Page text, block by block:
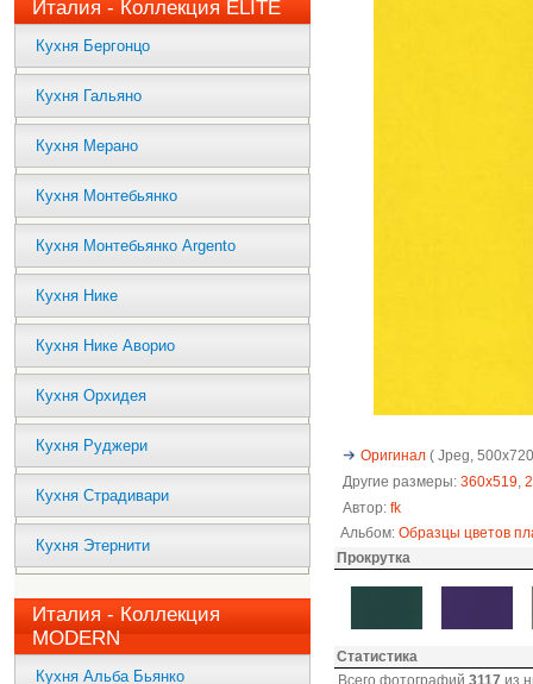
Италия - Коллекция ELITE
Кухня Бергонцо
Кухня Гальяно
Кухня Мерано
Кухня Монтебьянко
Кухня Монтебьянко Argento
Кухня Нике
Кухня Нике Аворио
Кухня Орхидея
Кухня Руджери
Кухня Страдивари
Кухня Этернити
Италия - Коллекция
MODERN
Кухня Альба Бьянко
Оригинал ( Jpeg,
Другие размеры: 360x519,
Автор: fk
Альбом: Образцы цветов
Прокрутка
Статистика
Всего фотографий 3117 из